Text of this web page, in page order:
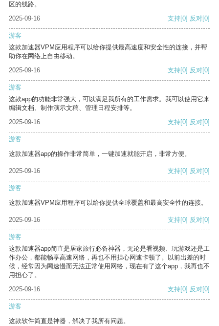
区的线路。
2025-09-16
支持[0] 反对[0]
游客
这款加速器VPM应用程序可以给你提供最高速度和安全性的连接，并帮
助你在网络上自由移动。
2025-09-16
支持[0] 反对[0]
游客
这款app的功能非常强大，可以满足我所有的工作需求。我可以使用它来
编辑文档、制作演示文稿、管理日程安排等。
2025-09-16
支持[0] 反对[0]
游客
这款加速器app的操作非常简单，一键加速就能开启，非常方便。
2025-09-16 支持[0] 反对[0]
游客
这款加速器VPM应用程序可以给你提供全球覆盖和最高安全性的连接。
2025-09-16 支持[0] 反对[0]
游客
这款加速器app简直是居家旅行必备神器，无论是看视频、玩游戏还是工
作办公，都能畅享高速网络，再也不用担心网速卡顿了。以前出差的时
候，经常因为网速慢而无法正常使用网络，现在有了这个app，我再也不
用担心了。
2025-09-16
支持[0] 反对[0]
游客
这款软件简直是神器，解决了我所有问题。